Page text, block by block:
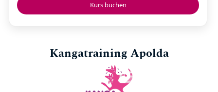
Kurs buchen
Kangatraining Apolda